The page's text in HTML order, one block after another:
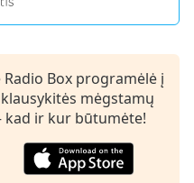
Box programėlė į
mėgstamų
ir kur būtumėte!